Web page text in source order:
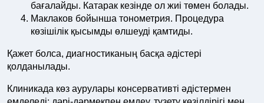
бағалайды. Катарак кезінде ол жиі төмен болады.
Маклаков бойынша тонометрия. Процедура
көзішілік қысымды өлшеуді қамтиды.
Қажет болса, диагностиканың басқа әдістері
қолданылады.
Клиникада көз аурулары консервативті әдістермен